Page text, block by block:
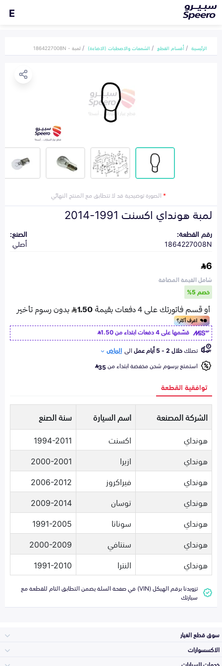
E
الرئيسية أقسام القطع الشمعات والاصطبات (الاضاءة) لمبة - 1864227008N
*الصورة توضيحية قد لا تتطابق مع المنتج النهائي
لمبة هونداي اكسنت 1991-2014
رقم القطعة:
1864227008N
الصنع:
أصلي
6
شامل القيمة المضافة
خصم 5%
قسّمها على 4 دفعات ابتداء من
1.50
تصلكخلال 2 - 5 أيام عمل الى الرياض
استمتع برسوم شحن مخفضة ابتداء من35
توافقية القطعة
الشركة المصنعة اسم السيارة
سنة الصنع
هونداي
اكسنت
1994-2011
هونداي
ازيرا
2000-2001
هونداي
فيراكروز
2006-2012
هونداي
توسان
2009-2014
هونداي
سوناتا
1991-2005
هونداي
سنتافي
2000-2009
هونداي
النترا 1991-2010
تزويدنا برقم الهيكل (VIN) في صفحة السلة يضمن التطابق التام للقطعة مع
سيارتك
سوق قطع الغيار
الاكسسوارات